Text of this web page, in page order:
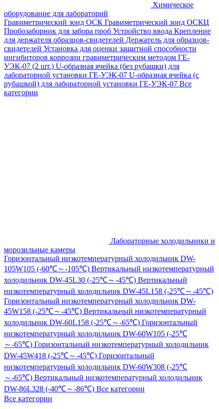
Химическое
оборудование для лабораторий
Гравиметрический зонд ОСК Гравиметрический зонд ОСКЦ
Пробозаборник для забора проб Устройство ввода Крепление
для держателя образцов-свидетелей Держатель для образцов-
свидетелей Установка для оценки защитной способности
ингибиторов коррозии гравиметрическим методом ГЕ-
УЭК-07 (2 шт.) U-образная ячейка (без рубашки) для
лабораторной установки ГЕ-УЭК-07 U-образная ячейка (с
рубашкой) для лабораторной установки ГЕ-УЭК-07 Все
категории
Лабораторные холодильники и
морозильные камеры
Горизонтальный низкотемпературный холодильник DW-
105W105 (-60℃～-105℃) Вертикальный низкотемпературный
холодильник DW-45L30 (-25℃～-45℃) Вертикальный
низкотемпературный холодильник DW-45L158 (-25℃～-45℃)
Горизонтальный низкотемпературный холодильник DW-
45W158 (-25℃～-45℃) Вертикальный низкотемпературный
холодильник DW-60L158 (-25℃～-65℃) Горизонтальный
низкотемпературный холодильник DW-60W105 (-25℃
～-65℃) Горизонтальный низкотемпературный холодильник
DW-45W418 (-25℃～-45℃) Горизонтальный
низкотемпературный холодильник DW-60W308 (-25℃
～-65℃) Вертикальный низкотемпературный холодильник
DW-86L328 (-40℃～-86℃) Все категории
Все категории